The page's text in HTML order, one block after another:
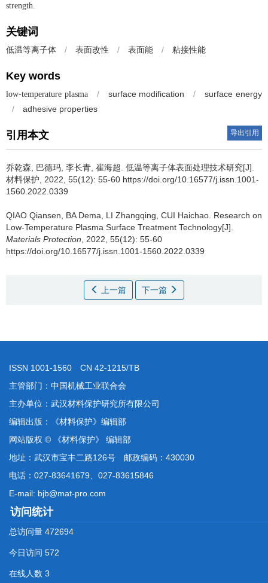
strength.
关键词
低温等离子体 / 表面改性 / 表面能 / 粘接性能
Key words
low-temperature plasma / surface modification /
surface energy
/
adhesive properties
引用本文 导出引用
乔乾森, 巴德玛, 李长青, 崔海超. 低温等离子体表面处理技术研究[J].
材料保护, 2022, 55(12): 55-60 https://doi.org/10.16577/j.issn.1001-
1560.2022.0339
QIAO Qiansen, BA Dema, LI Zhangqing, CUI Haichao. Research on
Low-Temperature Plasma Surface Treatment Technology[J].
Materials Protection , 2022, 55(12): 55-60
https://doi.org/10.16577/j.issn.1001-1560.2022.0339
上一篇 下一篇
ISSN 1001-1560 CN 42-1215/TB
主管部门：中国机械工业联合会
主办单位：武汉材料保护研究所有限公司
编辑出版：《材料保护》编辑部
网站版权 © 《材料保护》 编辑部
地址：武汉市宝丰二路126号 邮政编码：430030
电话：027-83641679、027-83615846
E-mail: bjb@mat-pro.com
访问统计
总访问量 472694
今日访问 572
在线人数 3